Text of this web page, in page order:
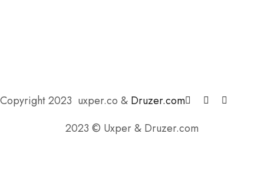
Copyright 2023 uxper.co & Druzer.com
2023 © Uxper & Druzer.com